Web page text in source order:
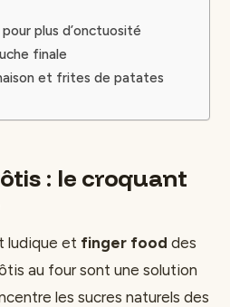
plus d’onctuosité
finale
et frites de patates
: le croquant
ludique et finger food des
au four sont une solution
les sucres naturels des